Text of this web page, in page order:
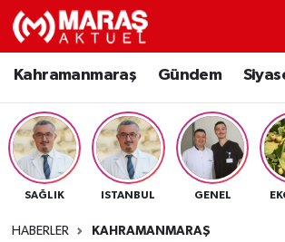
Kahramanmaraş Gündem
SAĞLIK ISTANBUL GENEL
HABERLER KAHRAMANMARAŞ
Kahramanmaraş
Gündem
Siyaset
Nöbetçi Eczaneler
Hava Durumu
Namaz Vakitleri